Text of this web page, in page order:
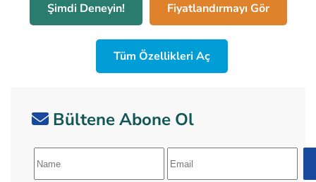
Şimdi Deneyin! Fiyatlandırmayı Gör
Tüm Özellikleri Aç
Bültene Abone Ol